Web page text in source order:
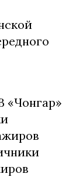
«Чонгар»